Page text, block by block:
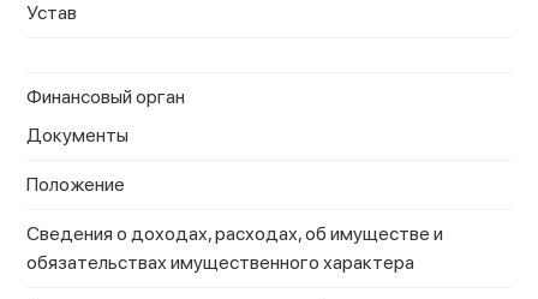
Устав
Финансовый орган
Документы
Положение
Сведения о доходах, расходах, об имуществе и
обязательствах имущественного характера